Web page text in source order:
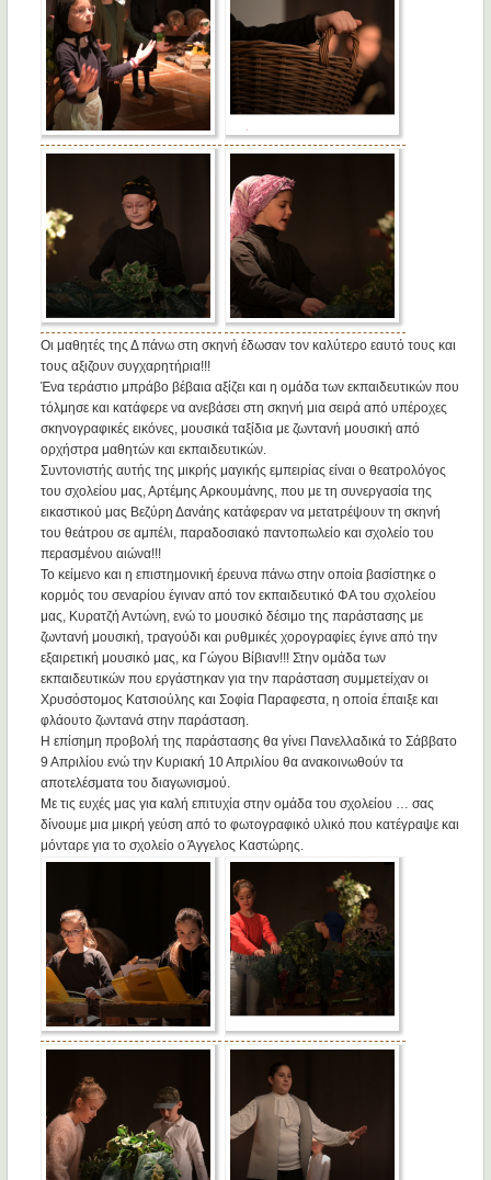
Οι μαθητές της Δ πάνω στη σκηνή έδωσαν τον καλύτερο εαυτό τους και
τους αξιζουν συγχαρητήρια!!!
Ένα τεράστιο μπράβο βέβαια αξίζει και η ομάδα των εκπαιδευτικών που
τόλμησε και κατάφερε να ανεβάσει στη σκηνή μια σειρά από υπέροχες
σκηνογραφικές εικόνες, μουσικά ταξίδια με ζωντανή μουσική από
ορχήστρα μαθητών και εκπαιδευτικών.
Συντονιστής αυτής της μικρής μαγικής εμπειρίας είναι ο θεατρολόγος
του σχολείου μας, Αρτέμης Αρκουμάνης, που με τη συνεργασία της
εικαστικού μας Βεζύρη Δανάης κατάφεραν να μετατρέψουν τη σκηνή
του θεάτρου σε αμπέλι, παραδοσιακό παντοπωλείο και σχολείο του
περασμένου αιώνα!!!
Το κείμενο και η επιστημονική έρευνα πάνω στην οποία βασίστηκε ο
κορμός του σεναρίου έγιναν από τον εκπαιδευτικό ΦΑ του σχολείου
μας, Κυρατζή Αντώνη, ενώ το μουσικό δέσιμο της παράστασης με
ζωντανή μουσική, τραγούδι και ρυθμικές χορογραφίες έγινε από την
εξαιρετική μουσικό μας, κα Γώγου Βίβιαν!!! Στην ομάδα των
εκπαιδευτικών που εργάστηκαν για την παράσταση συμμετείχαν οι
Χρυσόστομος Κατσιούλης και Σοφία Παραφεστα, η οποία έπαιξε και
φλάουτο ζωντανά στην παράσταση.
Η επίσημη προβολή της παράστασης θα γίνει Πανελλαδικά το Σάββατο
9 Απριλίου ενώ την Κυριακή 10 Απριλίου θα ανακοινωθούν τα
αποτελέσματα του διαγωνισμού.
Με τις ευχές μας για καλή επιτυχία στην ομάδα του σχολείου … σας
δίνουμε μια μικρή γεύση από το φωτογραφικό υλικό που κατέγραψε και
μόνταρε για το σχολείο ο Άγγελος Καστώρης.